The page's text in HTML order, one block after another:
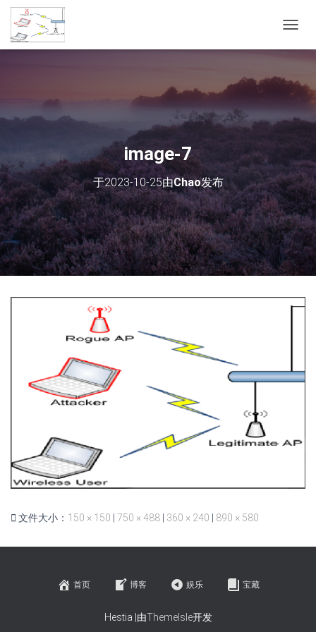
换
image-7
于2023-10-25由Chao发布
文件大小： 150 × 150 750 × 488 360 × 240 890 × 580
首页 博客 娱乐 宝藏
Hestia |由ThemeIsle开发